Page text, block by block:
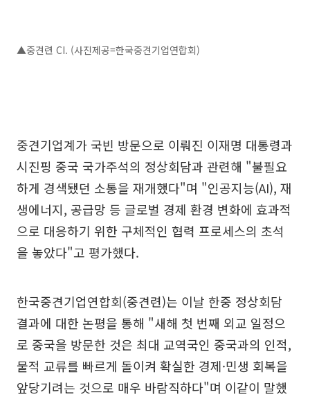
▲중견련 CI. (사진제공=한국중견기업연합회)
중견기업계가 국빈 방문으로 이뤄진 이재명 대통령과
시진핑 중국 국가주석의 정상회담과 관련해 "불필요
하게 경색됐던 소통을 재개했다"며 "인공지능(AI), 재
생에너지, 공급망 등 글로벌 경제 환경 변화에 효과적
으로 대응하기 위한 구체적인 협력 프로세스의 초석
을 놓았다"고 평가했다.
한국중견기업연합회(중견련)는 이날 한중 정상회담
결과에 대한 논평을 통해 "새해 첫 번째 외교 일정으
로 중국을 방문한 것은 최대 교역국인 중국과의 인적,
물적 교류를 빠르게 돌이켜 확실한 경제·민생 회복을
앞당기려는 것으로 매우 바람직하다"며 이같이 말했